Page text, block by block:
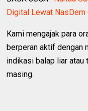
Digital Lewat NasDem
Kami mengajak para
berperan aktif dengan
indikasi balap liar atau
masing.